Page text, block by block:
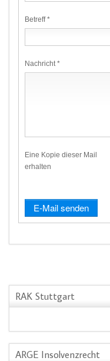
Betreff*
Nachricht *
Eine Kopie dieser Mail
erhalten
E-Mail senden
RAK Stuttgart
ARGE Insolvenzrecht